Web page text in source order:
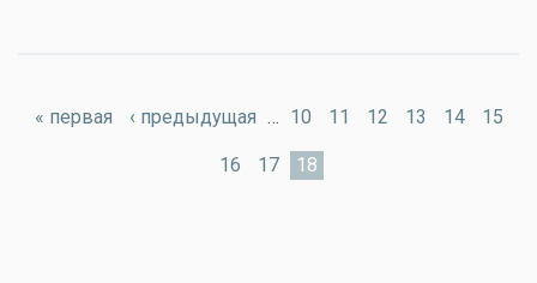
« первая ‹ предыдущая … 10 11 12 13 14 15
16 17 18